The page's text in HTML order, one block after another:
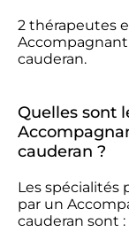
2 thérapeutes
cauderan.
Quelles sont
cauderan ?
Les spécialités
par un
cauderan sont :